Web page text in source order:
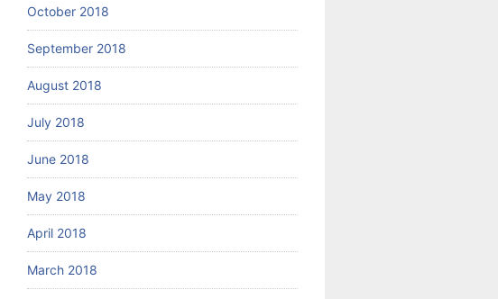
October 2018
September 2018
August 2018
July 2018
June 2018
May 2018
April 2018
March 2018